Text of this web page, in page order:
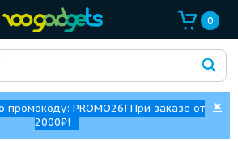
0
PROMO26! При заказе от
2000₽!
✖